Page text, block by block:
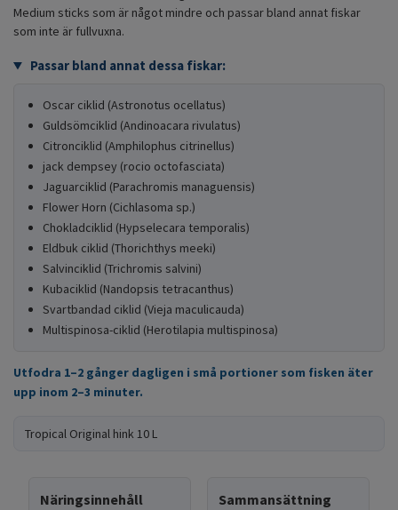
Medium sticks som är något mindre och passar bland annat fiskar
som inte är fullvuxna.
Passar bland annat dessa fiskar:
Oscar ciklid (Astronotus ocellatus)
Guldsömciklid (Andinoacara rivulatus)
Citronciklid (Amphilophus citrinellus)
jack dempsey (rocio octofasciata)
Jaguarciklid (Parachromis managuensis)
Flower Horn (Cichlasoma sp.)
Chokladciklid (Hypselecara temporalis)
Eldbuk ciklid (Thorichthys meeki)
Salvinciklid (Trichromis salvini)
Kubaciklid (Nandopsis tetracanthus)
Svartbandad ciklid (Vieja maculicauda)
Multispinosa-ciklid (Herotilapia multispinosa)
Utfodra 1–2 gånger dagligen i små portioner som fisken äter
upp inom 2–3 minuter.
Tropical Original hink 10 L
Näringsinnehåll Sammansättning